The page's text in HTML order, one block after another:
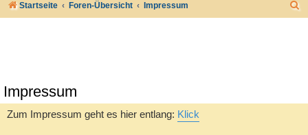
Startseite Foren-Übersicht Impressum
Impressum
Zum Impressum geht es hier entlang: Klick